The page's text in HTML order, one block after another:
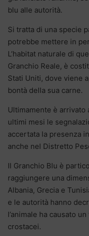
blu alle autorità.
Si tratta di una specie
potrebbe mettere in
L’habitat naturale di
Granchio Reale, è
Stati Uniti, dove viene
bontà della sua carne.
Ultimamente è
ultimi mesi le
accertata la presenza
anche nel Distretto
Il Granchio Blu è
raggiungere una
Albania, Grecia e
e le autorità hanno
l’animale ha causato
crostacei.